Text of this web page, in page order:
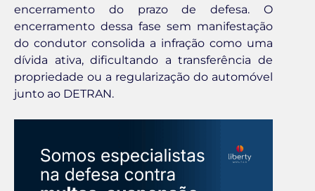
encerramento do prazo de defesa. O
encerramento dessa fase sem manifestação
do condutor consolida a infração como uma
dívida ativa, dificultando a transferência de
propriedade ou a regularização do automóvel
junto ao DETRAN.